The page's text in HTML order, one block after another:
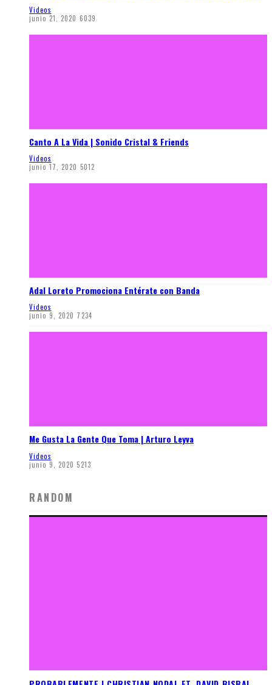
Videos
junio 21, 2020 6039
Canto A La Vida | Sonido Cristal & Friends
Videos
junio 17, 2020 5012
Adal Loreto Promociona Entérate con Banda
Videos
junio 9, 2020 7234
Me Gusta La Gente Que Toma | Arturo Leyva
Videos
junio 9, 2020 5213
RANDOM